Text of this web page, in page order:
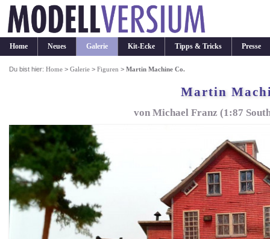
Home Neues Galerie Kit-Ecke Tipps & Tricks Presse
Du bist hier:Home >Galerie >Figuren >Martin Machine Co.
Martin
von Michael Franz (1:87